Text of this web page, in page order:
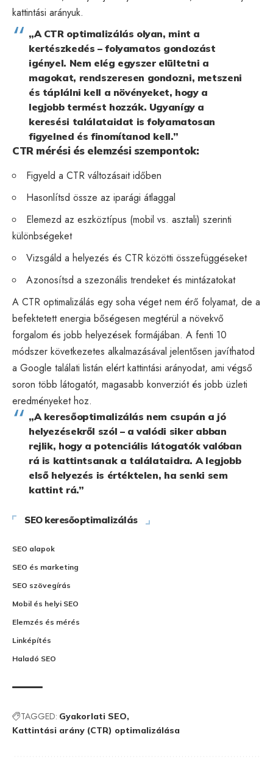
kattintási arányuk.
„A CTR optimalizálás olyan, mint a
kertészkedés – folyamatos gondozást
igényel. Nem elég egyszer elültetni a
magokat, rendszeresen gondozni, metszeni
és táplálni kell a növényeket, hogy a
legjobb termést hozzák. Ugyanígy a
keresési találataidat is folyamatosan
figyelned és finomítanod kell.”
CTR mérési és elemzési szempontok:
Figyeld a CTR változásait időben
Hasonlítsd össze az iparági átlaggal
Elemezd az eszköztípus (mobil vs. asztali) szerinti
különbségeket
Vizsgáld a helyezés és CTR közötti összefüggéseket
Azonosítsd a szezonális trendeket és mintázatokat
A CTR optimalizálás egy soha véget nem érő folyamat, de a
befektetett energia bőségesen megtérül a növekvő
forgalom és jobb helyezések formájában. A fenti 10
módszer következetes alkalmazásával jelentősen javíthatod
a Google találati listán elért kattintási arányodat, ami végső
soron több látogatót, magasabb konverziót és jobb üzleti
eredményeket hoz.
„A keresőoptimalizálás nem csupán a jó
helyezésekről szól – a valódi siker abban
rejlik, hogy a potenciális látogatók valóban
rá is kattintsanak a találataidra. A legjobb
első helyezés is értéktelen, ha senki sem
kattint rá.”
SEO keresőoptimalizálás
SEO alapok
SEO és marketing
SEO szövegírás
Mobil és helyi SEO
Elemzés és mérés
Linképítés
Haladó SEO
TAGGED: Gyakorlati SEO
Kattintási arány (CTR) optimalizálása